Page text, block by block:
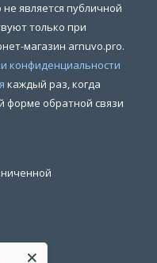
является публичной
только при
магазин arnuvo.pro.
конфиденциальности
каждый раз, когда
форме обратной связи